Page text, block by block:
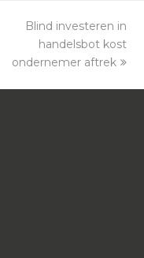
next
post:
Blind investeren in
handelsbot kost
ondernemer aftrek